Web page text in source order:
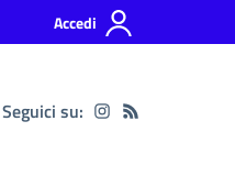
Accedi
Seguici su: